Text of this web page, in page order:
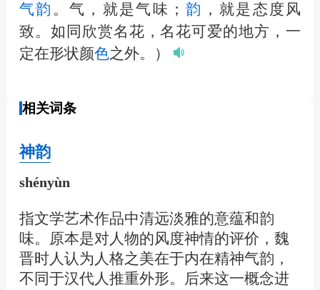
气韵 。气，就是气味； 韵 ，就是态度风
致。如同欣赏名花，名花可爱的地方，一
定在形状颜色之外。）
相关词条
神韵
shényùn
指文学艺术作品中清远淡雅的意蕴和韵
味。原本是对人物的风度神情的评价，魏
晋时人认为人格之美在于内在精神气韵，
不同于汉代人推重外形。后来这一概念进